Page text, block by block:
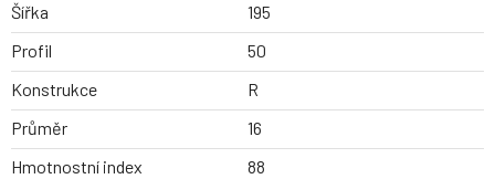
Šířka
195
Profil
50
Konstrukce
R
Průměr
16
Hmotnostní index
88